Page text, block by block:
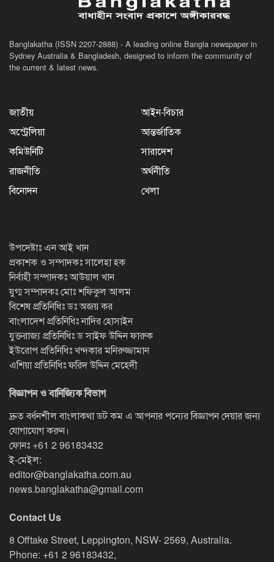
Banglakatha (ISSN 2207-2888) - A leading online Bangla newspaper in
Sydney Australia & Bangladesh, designed to inform the community of
the current & latest news.
জাতীয়
আইন-বিচার
অস্ট্রেলিয়া
আন্তর্জাতিক
কমিউনিটি
সারাদেশ
রাজনীতি
অর্থনীতি
বিনোদন
খেলা
উপদেষ্টাঃ এন আই খান
প্রকাশক ও সম্পাদকঃ সালেহা হক
নির্বাহী সম্পাদকঃ আউয়াল খান
যুগ্ম সম্পাদকঃ মোঃ শফিকুল আলম
বিশেষ প্রতিনিধিঃ ডঃ অজয় কর
বাংলাদেশ প্রতিনিধিঃ নাদির হোসাইন
যুক্তরাজ্য প্রতিনিধিঃ ড সাইফ উদ্দিন ফারুক
ইউরোপ প্রতিনিধিঃ খন্দকার মনিরুজ্জামান
এশিয়া প্রতিনিধিঃ ফরিদ উদ্দিন মেহেদী
বিজ্ঞাপন ও বানিজ্যিক বিভাগ
দ্রুত বর্ধনশীল বাংলাকথা ডট কম এ আপনার পন্যের বিজ্ঞাপন দেয়ার জন্য
যোগাযোগ করুন।
ফোনঃ +61 2 96183432
ই-মেইল:
editor@banglakatha.com.au
news.banglakatha@gmail.com
Contact Us
8 Offtake Street, Leppington, NSW- 2569, Australia.
Phone: +61 2 96183432,